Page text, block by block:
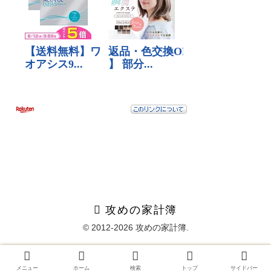
攻めの家計簿
© 2012-2026 攻めの家計簿.
メニュー ホーム 検索 トップ サイドバー